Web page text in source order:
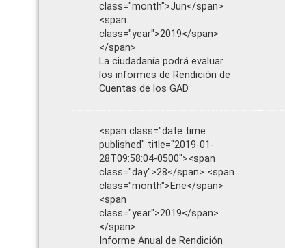
class="month">Jun</span>
<span
class="year">2019</span>
</span>
La ciudadanía podrá evaluar
los informes de Rendición de
Cuentas de los GAD
<span class="date time
published" title="2019-01-
28T09:58:04-0500"><span
class="day">28</span> <span
class="month">Ene</span>
<span
class="year">2019</span>
</span>
Informe Anual de Rendición